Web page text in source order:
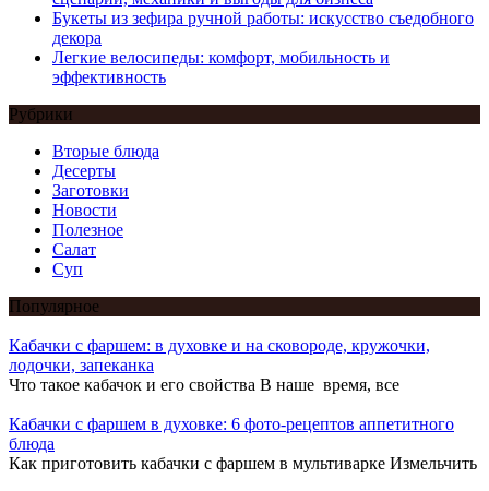
Букеты из зефира ручной работы: искусство съедобного
декора
Легкие велосипеды: комфорт, мобильность и
эффективность
Рубрики
Вторые блюда
Десерты
Заготовки
Новости
Полезное
Салат
Суп
Популярное
Кабачки с фаршем: в духовке и на сковороде, кружочки,
лодочки, запеканка
Что такое кабачок и его свойства В наше время, все
Кабачки с фаршем в духовке: 6 фото-рецептов аппетитного
блюда
Как приготовить кабачки с фаршем в мультиварке Измельчить